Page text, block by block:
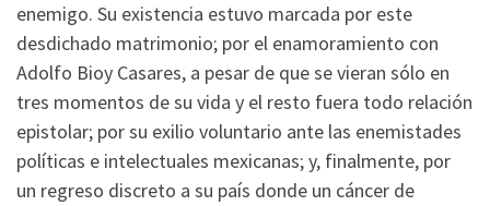
enemigo. Su existencia estuvo marcada por este
desdichado matrimonio; por el enamoramiento con
Adolfo Bioy Casares, a pesar de que se vieran sólo en
tres momentos de su vida y el resto fuera todo relación
epistolar; por su exilio voluntario ante las enemistades
políticas e intelectuales mexicanas; y, finalmente, por
un regreso discreto a su país donde un cáncer de